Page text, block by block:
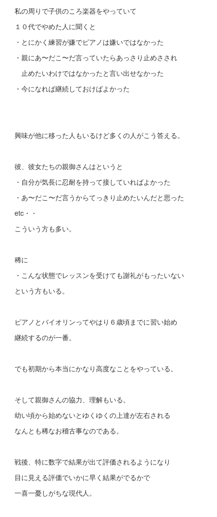
私の周りで子供のころ楽器をやっていて
１０代でやめた人に聞くと
・とにかく練習が嫌でピアノは嫌いではなかった
・親にあ〜だこ〜だ言っていたらあっさり止めさされ
止めたいわけではなかったと言い出せなかった
・今になれば継続しておけばよかった
興味が他に移った人もいるけど多くの人がこう答える。
彼、彼女たちの親御さんはというと
・自分が気長に忍耐を持って接していればよかった
・あ〜だこ〜だ言うからてっきり止めたいんだと思った
etc・・
こういう方も多い。
稀に
・こんな状態でレッスンを受けても謝礼がもったいない
という方もいる。
ピアノとバイオリンってやはり６歳頃までに習い始め
継続するのが一番。
でも初期から本当にかなり高度なことをやっている。
そして親御さんの協力、理解もいる。
幼い頃から始めないとゆくゆくの上達が左右される
なんとも稀なお稽古事なのである。
戦後、特に数字で結果が出て評価されるようになり
目に見える評価でいかに早く結果がでるかで
一喜一憂しがちな現代人。